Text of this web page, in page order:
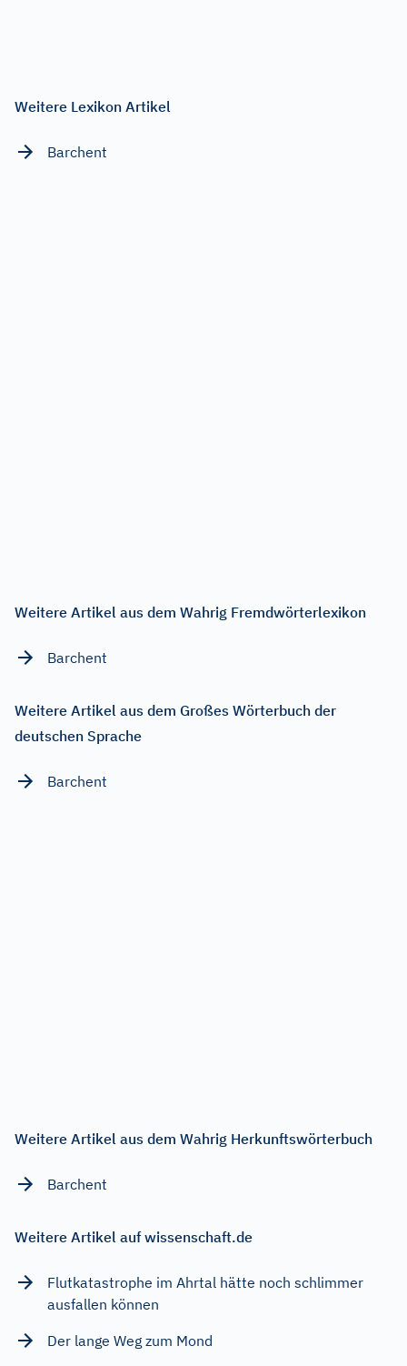
Weitere Lexikon Artikel
Barchent
Weitere Artikel aus dem Wahrig Fremdwörterlexikon
Barchent
Weitere Artikel aus dem Großes Wörterbuch der
deutschen Sprache
Barchent
Weitere Artikel aus dem Wahrig Herkunftswörterbuch
Barchent
Weitere Artikel auf wissenschaft.de
Flutkatastrophe im Ahrtal hätte noch schlimmer
ausfallen können
Der lange Weg zum Mond